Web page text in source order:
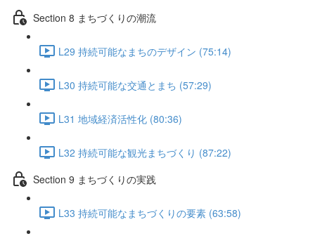
Section 8 まちづくりの潮流
L29 持続可能なまちのデザイン (75:14)
L30 持続可能な交通とまち (57:29)
L31 地域経済活性化 (80:36)
L32 持続可能な観光まちづくり (87:22)
Section 9 まちづくりの実践
L33 持続可能なまちづくりの要素 (63:58)